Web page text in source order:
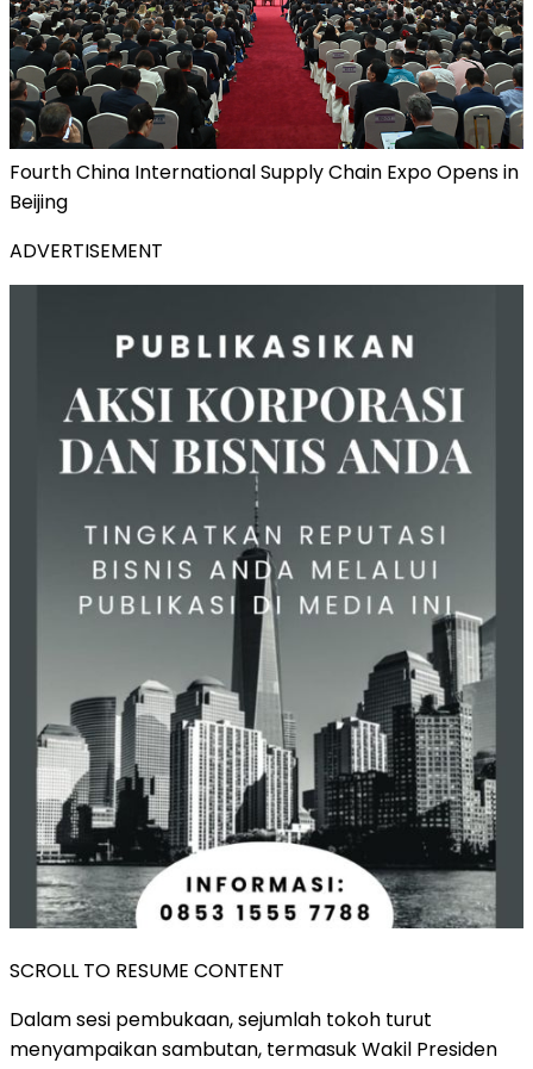
Fourth China International Supply Chain Expo Opens in
Beijing
ADVERTISEMENT
SCROLL TO RESUME CONTENT
Dalam sesi pembukaan, sejumlah tokoh turut
menyampaikan sambutan, termasuk Wakil Presiden